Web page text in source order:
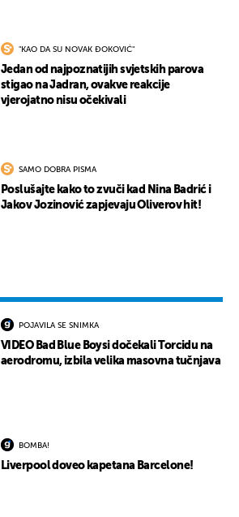
"KAO DA SU NOVAK ĐOKOVIĆ"
Jedan od najpoznatijih svjetskih parova
stigao na Jadran, ovakve reakcije
vjerojatno nisu očekivali
SAMO DOBRA PISMA
Poslušajte kako to zvuči kad Nina Badrić i
Jakov Jozinović zapjevaju Oliverov hit!
POJAVILA SE SNIMKA
VIDEO Bad Blue Boysi dočekali Torcidu na
aerodromu, izbila velika masovna tučnjava
BOMBA!
Liverpool doveo kapetana Barcelone!